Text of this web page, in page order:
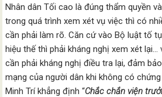
Nhân dân Tối cao là đúng thẩm quyền
trong quá trình xem xét vụ việc thì có
cần phải làm rõ. Căn cứ vào Bộ luật tố
hiệu thế thì phải kháng nghị xem xét lại…
cần phải kháng nghị điều tra lại, đảm
mạng của người dân khi không có
Minh Trí khẳng định “Chắc chắn viện